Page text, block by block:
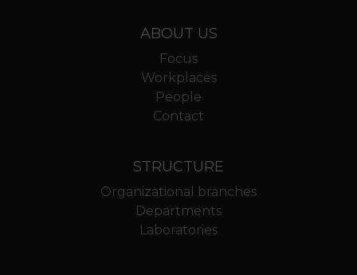
ABOUT US
Focus
Workplaces
People
Contact
STRUCTURE
Organizational branches
Departments
Laboratories